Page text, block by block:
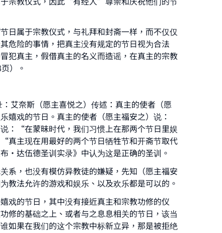
属于宗教仪式，与礼拜和封斋一样，而不仅仅
危险的事情，把真主没有规定的节日视为合法
犯真主，假借真主的名义而造谣，在真主的宗教
）。
艾奈斯（愿主喜悦之）传述：真主的使者（愿
嬉戏的节日。真主的使者（愿主福安之）说：
：“在蒙昧时代，我们习惯上在那两个节日里娱
主现在用最好的两个节日牺牲节和开斋节取代
·达伍德圣训实录》中认为这是正确的圣训。
系，也没有模仿异教徒的嫌疑，先知（愿主福安
教法允许的游戏和娱乐、以及欢乐都是可以的。
戏的节日，其中没有接近真主和宗教功修的仪
修的基础之上、或者与之息息相关的节日，该当
如果在我们的这个宗教中标新立异，那是被拒绝
today
for our mission.
as those who do it."
1893)
IslamQA